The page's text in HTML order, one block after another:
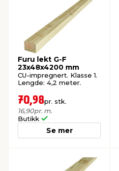
Furu lekt G-F
23x48x4200 mm
CU-impregnert. Klasse 1.
Lengde: 4,2 meter.
70,98pr. stk.
16,90pr. m.
Butikk
Se mer